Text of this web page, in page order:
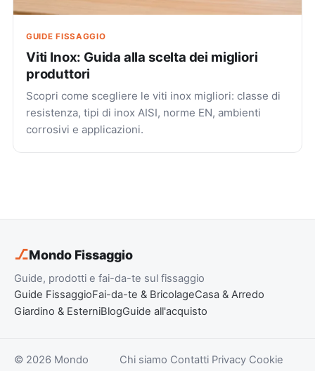
GUIDE FISSAGGIO
Viti Inox: Guida alla scelta dei migliori
produttori
Scopri come scegliere le viti inox migliori: classe di
resistenza, tipi di inox AISI, norme EN, ambienti
corrosivi e applicazioni.
⎇Mondo Fissaggio
Guide, prodotti e fai-da-te sul fissaggio
Guide FissaggioFai-da-te & BricolageCasa & Arredo
Giardino & EsterniBlogGuide all'acquisto
© 2026 Mondo
Chi siamo Contatti Privacy Cookie